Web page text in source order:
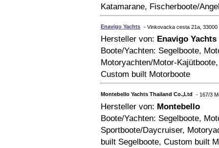
Katamarane, Fischerboote/
Enavigo Yachts - Vinkovacka cesta 21a, 33000
Hersteller von: Enavigo Yachts
Boote/Yachten: Segelboote,
Motoryachten/Motor-
Custom built Motorboote
Montebello Yachts Thailand Co.,Ltd - 167/3
Hersteller von: Montebello
Boote/Yachten: Segelboote,
Sportboote/Daycruiser,
built Segelboote, Custom built